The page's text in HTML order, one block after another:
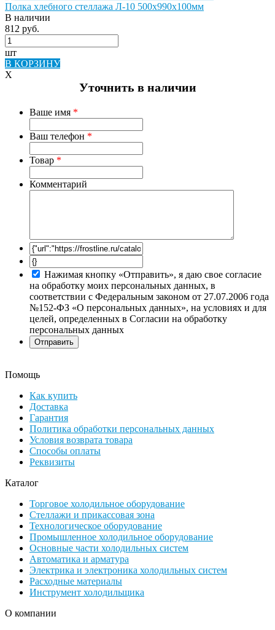
Полка хлебного стеллажа Л-10 500х990х100мм
В наличии
812 руб.
шт
В КОРЗИНУ
X
Уточнить в наличии
Ваше имя *
Ваш телефон *
Товар *
Комментарий
Нажимая кнопку «Отправить», я даю свое согласие
на обработку моих персональных данных, в
соответствии с Федеральным законом от 27.07.2006 года
№152-ФЗ «О персональных данных», на условиях и для
целей, определенных в Согласии на обработку
персональных данных
Помощь
Как купить
Доставка
Гарантия
Политика обработки персональных данных
Условия возврата товара
Способы оплаты
Реквизиты
Каталог
Торговое холодильное оборудование
Стеллажи и прикассовая зона
Технологическое оборудование
Промышленное холодильное оборудование
Основные части холодильных систем
Автоматика и арматура
Электрика и электроника холодильных систем
Расходные материалы
Инструмент холодильщика
О компании